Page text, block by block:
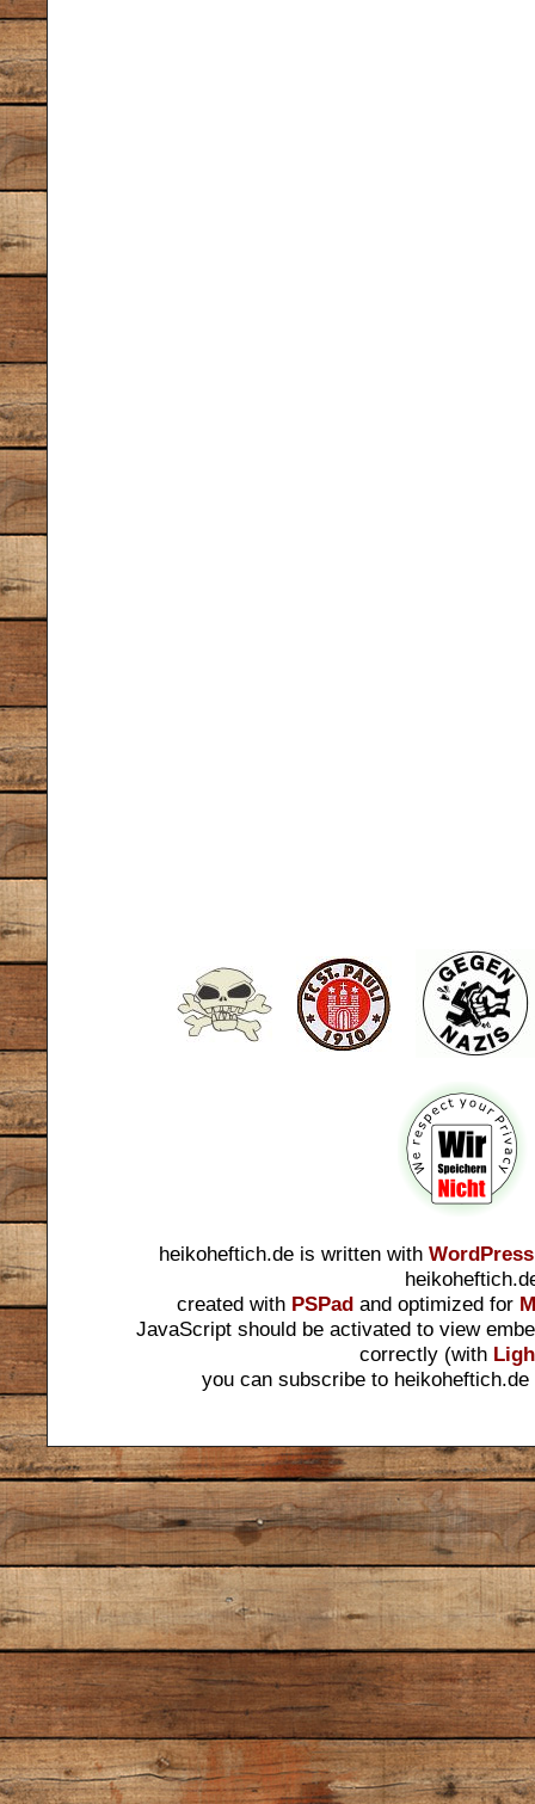
heikoheftich.de is written with WordPress
created with PSPadand optimized for
JavaScript should be activated to view
correctly (with
you can subscribe to